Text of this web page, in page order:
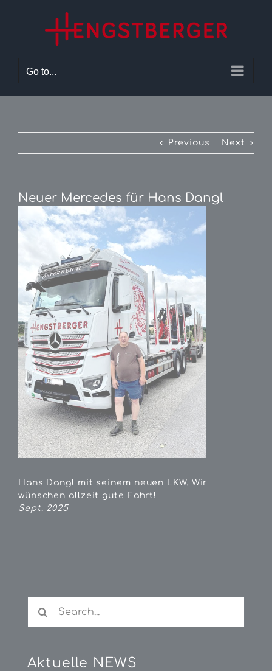
Go to...
Previous Next
Neuer Mercedes für Hans Dangl
Larger
Hans Dangl mit seinem neuen LKW. Wir
wünschen allzeit gute Fahrt!
Sept. 2025
for:
Aktuelle NEWS